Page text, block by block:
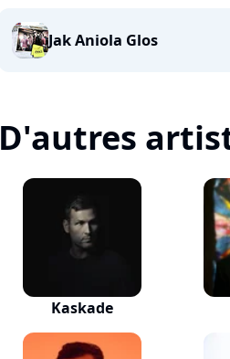
Jak Aniola Glos
D'autres
Kaskade